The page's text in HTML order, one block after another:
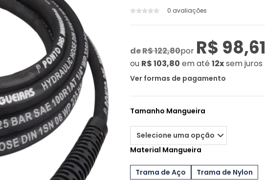
0 avaliações
deR$ 122,80por R$ 98,61
ou R$ 103,80 em até 12xsem juros
Ver formas de pagamento
Tamanho Mangueira
Material Mangueira
Trama de Aço
Trama de Nylon